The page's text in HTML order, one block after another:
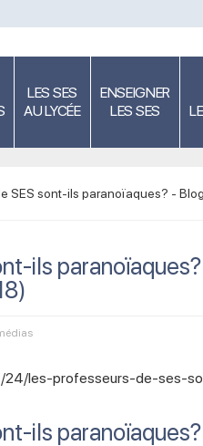
LES SES
AU LYCÉE
ENSEIGNER
LES SES
SES sont-ils paranoïaques? -
ils
24/les-professeurs-de-ses-
ils paranoïaques?